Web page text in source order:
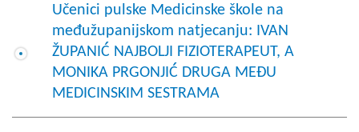
Učenici pulske Medicinske škole na
međužupanijskom natjecanju: IVAN
ŽUPANIĆ NAJBOLJI FIZIOTERAPEUT, A
MONIKA PRGONJIĆ DRUGA MEĐU
MEDICINSKIM SESTRAMA